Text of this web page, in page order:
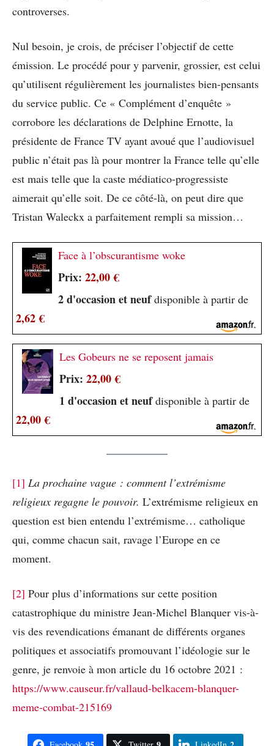
controverses.
Nul besoin, je crois, de préciser l’objectif de cette
émission. Le procédé pour y parvenir, grossier, est celui
qu’utilisent régulièrement les journalistes bien-pensants
du service public. Ce « Complément d’enquête »
corrobore les déclarations de Delphine Ernotte, la
présidente de France TV ayant avoué que l’audiovisuel
public n’était pas là pour montrer la France telle qu’elle
est mais telle que la caste médiatico-progressiste
aimerait qu’elle soit. De ce côté-là, on peut dire que
Tristan Waleckx a parfaitement rempli sa mission…
Face à l’obscurantisme woke
Prix: 22,00 €
2 d'occasion et neufdisponible à partir de
2,62 €
Les Gobeurs ne se reposent jamais
Prix: 22,00 €
1 d'occasion et neufdisponible à partir de
22,00 €
[1] La prochaine vague : comment l’extrémisme
religieux regagne le pouvoir. L’extrémisme religieux en
question est bien entendu l’extrémisme… catholique
qui, comme chacun sait, ravage l’Europe en ce
moment.
[2] Pour plus d’informations sur cette position
catastrophique du ministre Jean-Michel Blanquer vis-à-
vis des revendications émanant de différents organes
politiques et associatifs promouvant l’idéologie sur le
genre, je renvoie à mon article du 16 octobre 2021 :
https://www.causeur.fr/vallaud-belkacem-blanquer-
meme-combat-215169